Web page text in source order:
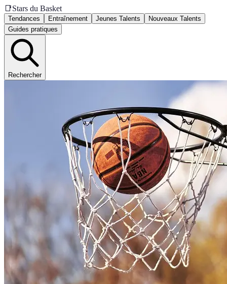
📑Stars du Basket
Tendances Entraînement Jeunes Talents
Nouveaux Talents
Guides pratiques
Rechercher